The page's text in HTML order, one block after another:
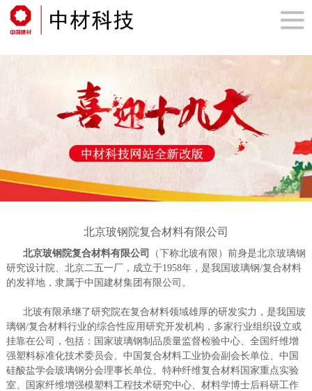
北京玻钢院复合材料有限公司
北京玻钢院复合材料有限公司
（下称北玻有限）前身是北京玻璃钢
研究设计院、北京二五一厂，成立于1958年，是我国玻璃钢/复合材料
的发祥地，隶属于中国建材集团有限公司。
北玻有限承继了研究院在复合材料领域雄厚的研发实力，是我国玻
璃钢/复合材料行业的综合性应用研究开发机构，多家行业组织设立或
挂靠在公司，包括：国家玻璃钢制品质量监督检验中心、全国纤维增
强塑料标准化技术委员会、中国复合材料工业协会副会长单位、中国
硅酸盐学会玻璃钢分会理事长单位、特种纤维复合材料国家重点实验
室、国家纤维增强模塑料工程技术研究中心、材料学博士后科研工作